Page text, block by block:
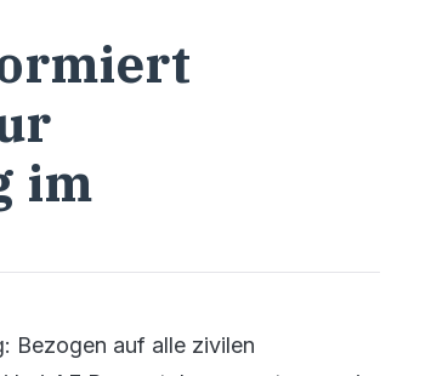
im
Bezogen auf alle zivilen